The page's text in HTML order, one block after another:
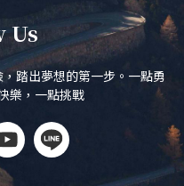
Us
踏出夢想的第一步。一點勇
樂，一點挑戰